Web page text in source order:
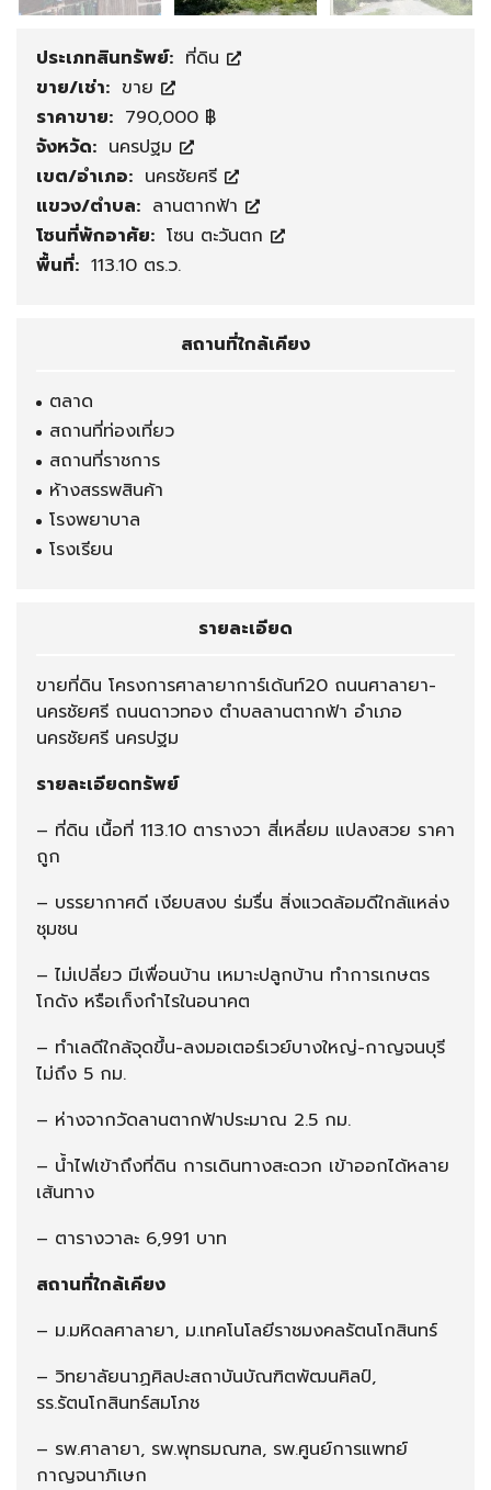
ประเภทสินทรัพย์: ที่ดิน
ขาย/เช่า: ขาย
ราคาขาย: 790,000 ฿
จังหวัด: นครปฐม
เขต/อำเภอ: นครชัยศรี
แขวง/ตำบล: ลานตากฟ้า
โซนที่พักอาศัย: โซน ตะวันตก
พื้นที่: 113.10 ตร.ว.
สถานที่ใกล้เคียง
ตลาด
สถานที่ท่องเที่ยว
สถานที่ราชการ
ห้างสรรพสินค้า
โรงพยาบาล
โรงเรียน
รายละเอียด
ขายที่ดิน โครงการศาลายาการ์เด้นท์20 ถนนศาลายา-
นครชัยศรี ถนนดาวทอง ตำบลลานตากฟ้า อำเภอ
นครชัยศรี นครปฐม
รายละเอียดทรัพย์
– ที่ดิน เนื้อที่ 113.10 ตารางวา สี่เหลี่ยม แปลงสวย ราคา
ถูก
– บรรยากาศดี เงียบสงบ ร่มรื่น สิ่งแวดล้อมดีใกล้แหล่ง
ชุมชน
– ไม่เปลี่ยว มีเพื่อนบ้าน เหมาะปลูกบ้าน ทำการเกษตร
โกดัง หรือเก็งกำไรในอนาคต
– ทำเลดีใกล้จุดขึ้น-ลงมอเตอร์เวย์บางใหญ่-กาญจนบุรี
ไม่ถึง 5 กม.
– ห่างจากวัดลานตากฟ้าประมาณ 2.5 กม.
– น้ำไฟเข้าถึงที่ดิน การเดินทางสะดวก เข้าออกได้หลาย
เส้นทาง
– ตารางวาละ 6,991 บาท
สถานที่ใกล้เคียง
– ม.มหิดลศาลายา, ม.เทคโนโลยีราชมงคลรัตนโกสินทร์
– วิทยาลัยนาฏศิลปะสถาบันบัณฑิตพัฒนศิลป์,
รร.รัตนโกสินทร์สมโภช
– รพ.ศาลายา, รพ.พุทธมณฑล, รพ.ศูนย์การแพทย์
กาญจนาภิเษก